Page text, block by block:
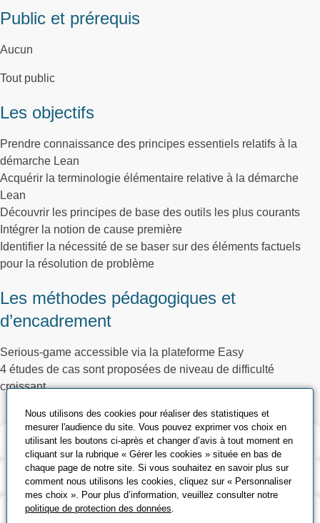
Public et prérequis
Aucun
Tout public
Les objectifs
Prendre connaissance des principes essentiels relatifs à la
démarche Lean
Acquérir la terminologie élémentaire relative à la démarche
Lean
Découvrir les principes de base des outils les plus courants
Intégrer la notion de cause première
Identifier la nécessité de se baser sur des éléments factuels
pour la résolution de problème
Les méthodes pédagogiques et
d’encadrement
Serious-game accessible via la plateforme Easy
4 études de cas sont proposées de niveau de difficulté
croissant
Validation et certification
Contenu de la formation
Modalités d’évaluation
Nous utilisons des cookies pour réaliser des statistiques et
mesurer l'audience du site. Vous pouvez exprimer vos choix en
utilisant les boutons ci-après et changer d’avis à tout moment en
cliquant sur la rubrique « Gérer les cookies » située en bas de
chaque page de notre site. Si vous souhaitez en savoir plus sur
comment nous utilisons les cookies, cliquez sur « Personnaliser
mes choix ». Pour plus d’information, veuillez consulter notre
politique de protection des données